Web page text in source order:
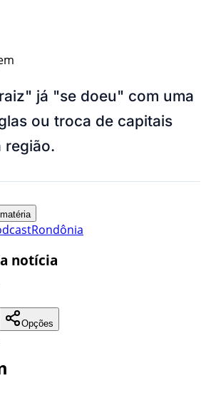
já "se doeu" com uma
ou troca de capitais
região.
Rondônia
notícia
Opções